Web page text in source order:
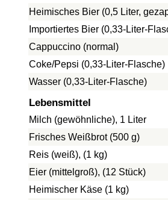
Heimisches Bier (0,5 Liter,
Importiertes Bier (0,33-Liter-
Cappuccino (normal)
Coke/Pepsi (0,33-Liter-Flasche)
Wasser (0,33-Liter-Flasche)
Lebensmittel
Milch (gewöhnliche), 1 Liter
Frisches Weißbrot (500 g)
Reis (weiß), (1 kg)
Eier (mittelgroß), (12 Stück)
Heimischer Käse (1 kg)